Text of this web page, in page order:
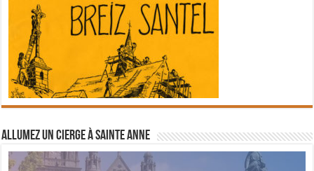
Allumez un cierge à Sainte Anne